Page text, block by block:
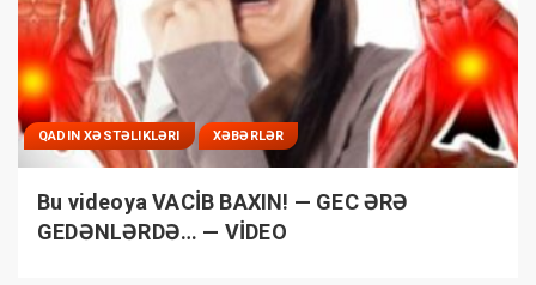
QADIN XƏSTƏLIKLƏRI XƏBƏRLƏR
Bu videoya VACİB BAXIN! — GEC ƏRƏ
GEDƏNLƏRDƏ… — VİDEO